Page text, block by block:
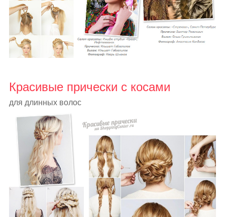
Красивые прически с косами
для длинных волос